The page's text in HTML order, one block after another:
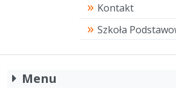
Kontakt
Szkoła
Menu